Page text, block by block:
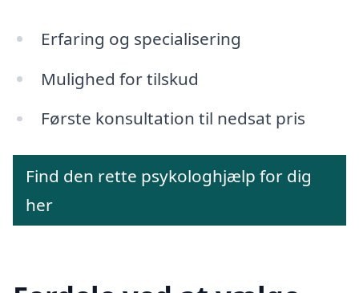
Erfaring og specialisering
Mulighed for tilskud
Første konsultation til nedsat pris
Find den rette psykologhjælp for dig
her